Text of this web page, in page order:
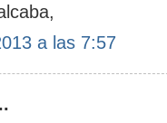
a las 7:57